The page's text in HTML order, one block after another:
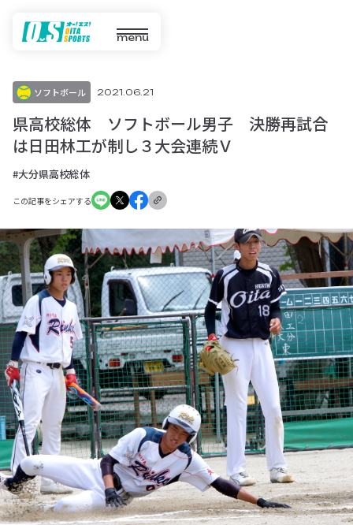
menu
ソフトボール 2021.06.21
県高校総体 ソフトボール男子 決勝再試合
は日田林工が制し３大会連続Ｖ
#大分県高校総体
この記事をシェアする